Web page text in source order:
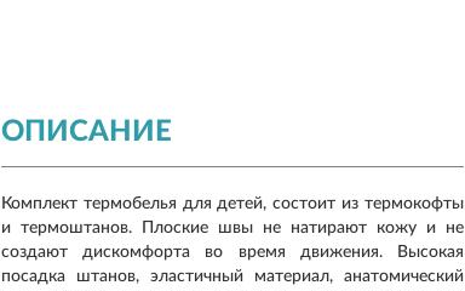
ОПИСАНИЕ
Комплект термобелья для детей, состоит из термокофты
и термоштанов. Плоские швы не натирают кожу и не
создают дискомфорта во время движения. Высокая
посадка штанов, эластичный материал, анатомический